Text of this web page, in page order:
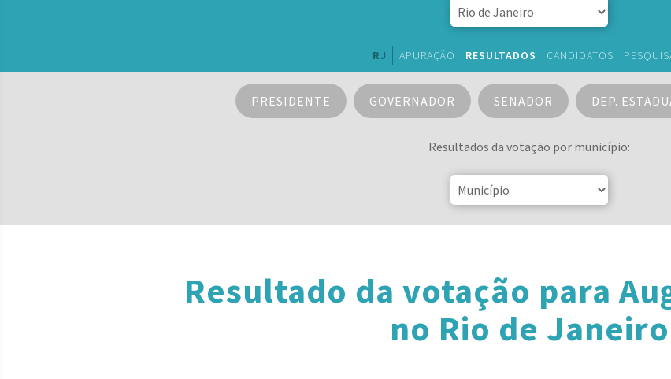
RJ APURAÇÃO RESULTADOS CANDIDATOS
PRESIDENTE GOVERNADOR SENADOR DEP.
Resultados da votação por município:
Resultado da votação para
no Rio de Janeiro